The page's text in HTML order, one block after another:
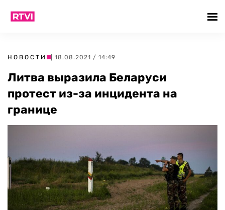
НОВОСТИ | 18.08.2021 / 14:49
Литва выразила Беларуси
протест из-за инцидента на
границе